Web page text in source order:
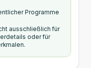
Programme
ausschließlich für
oder für